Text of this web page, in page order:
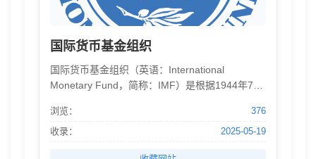
国际货币基金组织
国际货币基金组织（英语：International
Monetary Fund，简称：IMF）是根据1944年7月
定》，于1945年12月27日在华盛顿成立的。与世
界银行同时成立、并列为世界两大金融机构，其
浏览：
376
收录：
2025-05-19